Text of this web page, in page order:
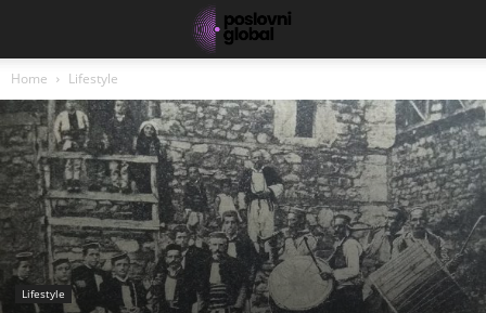
Home Lifestyle
Lifestyle